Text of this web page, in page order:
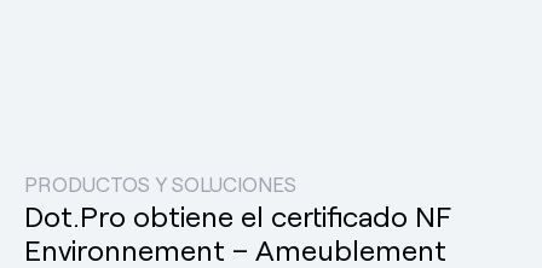
PRODUCTOS Y SOLUCIONES
Dot.Pro obtiene el certificado NF
Environnement – Ameublement